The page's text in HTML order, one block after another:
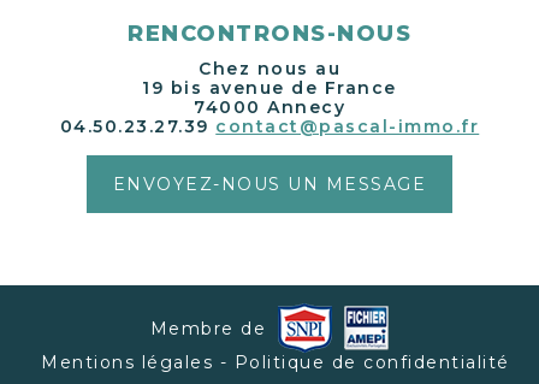
RENCONTRONS-NOUS
Chez nous au
19 bis avenue de France
74000 Annecy
04.50.23.27.39 contact@pascal-immo.fr
ENVOYEZ-NOUS UN MESSAGE
Membre de
Mentions légales - Politique de confidentialité